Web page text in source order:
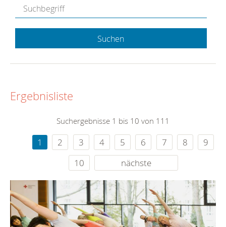
Suchen
Ergebnisliste
Suchergebnisse 1 bis 10 von 111
1 2 3 4 5 6 7 8
9
10
nächste